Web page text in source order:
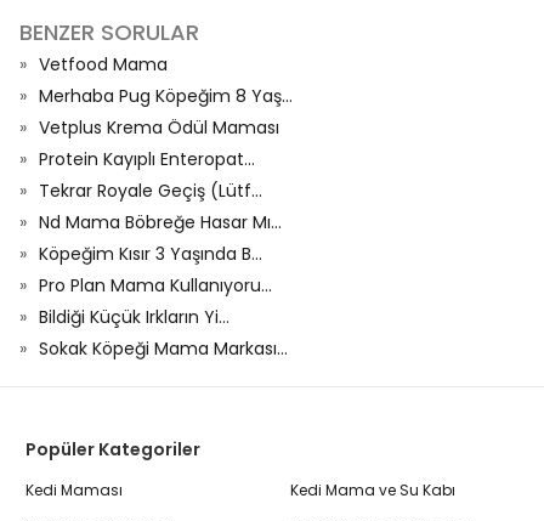
BENZER SORULAR
Vetfood Mama
Merhaba Pug Köpeğim 8 Yaş...
Vetplus Krema Ödül Maması
Protein Kayıplı Enteropat...
Tekrar Royale Geçiş (Lütf...
Nd Mama Böbreğe Hasar Mı...
Köpeğim Kısır 3 Yaşında B...
Pro Plan Mama Kullanıyoru...
Bildiği Küçük Irkların Yi...
Sokak Köpeği Mama Markası...
Popüler Kategoriler
Kedi Maması
Kedi Mama ve Su Kabı